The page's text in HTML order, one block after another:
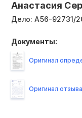
Анастасия
Дело: А56-92731/
Документы:
Оригинал
Оригинал